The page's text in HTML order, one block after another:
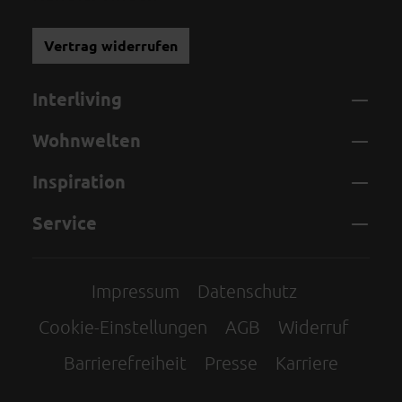
Vertrag widerrufen
Interliving
Wohnwelten
Inspiration
Service
Impressum
Datenschutz
Cookie-Einstellungen
AGB
Widerruf
Barrierefreiheit
Presse Karriere